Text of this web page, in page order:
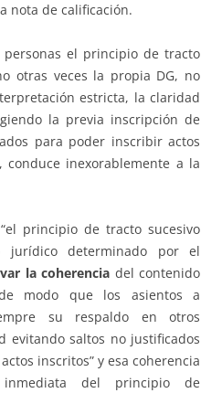
nota de calificación.
el principio de tracto
otras veces la propia DG, no
estricta, la claridad
la previa inscripción de
para poder inscribir actos
conduce inexorablemente a la
principio de tracto sucesivo
jurídico determinado por el
la coherencia del contenido
modo que los asientos a
su respaldo en otros
evitando saltos no justificados
inscritos” y esa coherencia
inmediata del principio de